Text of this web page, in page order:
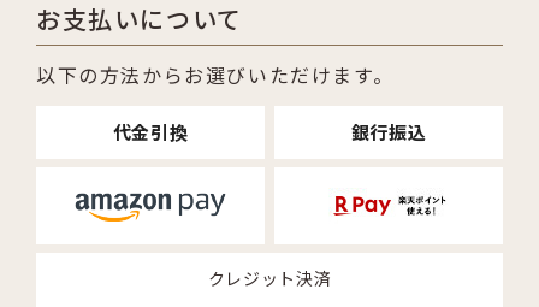
お支払いについて
以下の方法からお選びいただけます。
代金引換 銀行振込
クレジット決済